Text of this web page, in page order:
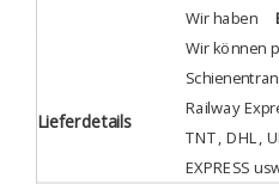
Wir haben
Lieferdetails
Wir können
Railway
TNT, DHL,
EXPRESS